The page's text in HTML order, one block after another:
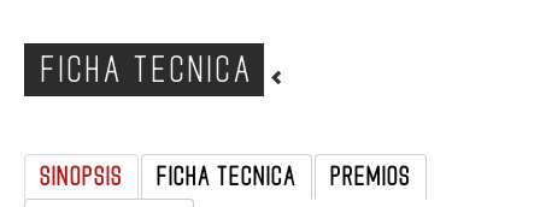
PELICULAS
DOCUMENTALES
FICHA TECNICA
SINOPSIS FICHA TECNICA
PREMIOS